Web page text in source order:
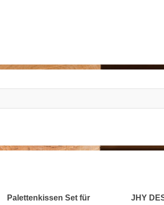
Palettenkissen Set für
JHY